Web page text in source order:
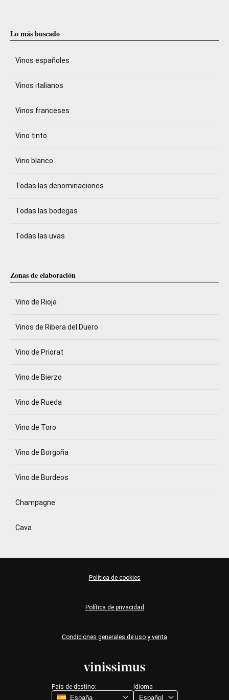
Lo más buscado
Vinos españoles
Vinos italianos
Vinos franceses
Vino tinto
Vino blanco
Todas las denominaciones
Todas las bodegas
Todas las uvas
Zonas de elaboración
Vino de Rioja
Vinos de Ribera del Duero
Vino de Priorat
Vino de Bierzo
Vino de Rueda
Vino de Toro
Vino de Borgoña
Vino de Burdeos
Champagne
Cava
País de destino: Idioma
Condiciones generales de uso y venta
Política de privacidad
Política de cookies